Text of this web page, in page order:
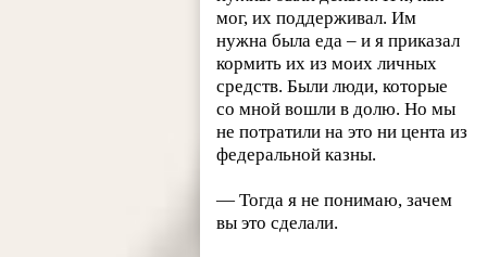
мог, их поддерживал. Им
нужна была еда – и я приказал
кормить их из моих личных
средств. Были люди, которые
со мной вошли в долю. Но мы
не потратили на это ни цента из
федеральной казны.
— Тогда я не понимаю, зачем
вы это сделали.